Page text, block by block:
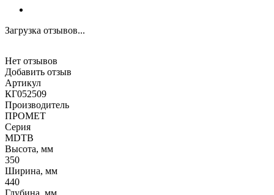
Загрузка отзывов...
Нет отзывов
Добавить отзыв
Артикул
КГ052509
Производитель
ПРОМЕТ
Серия
MDTB
Высота, мм
350
Ширина, мм
440
Глубина, мм